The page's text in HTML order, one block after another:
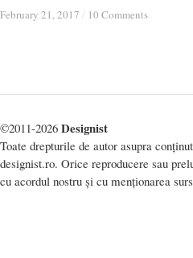
February 21, 2017 / 10 Comments
February 21, 2017 / 10 Comments
©2011-2026 Designist
Toate drepturile de autor asupra
designist.ro. Orice reproducere sau
cu acordul nostru și cu menționarea